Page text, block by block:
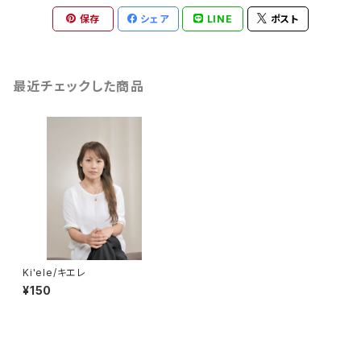
保存 シェア LINE ポスト
最近チェックした商品
Ki'ele/キエレ
¥150